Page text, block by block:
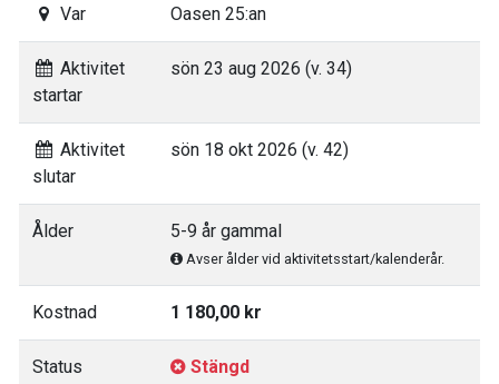
Var Oasen 25:an
Aktivitet
startar
sön 23 aug 2026 (v. 34)
Aktivitet
slutar
sön 18 okt 2026 (v. 42)
Ålder 5-9 år gammal
Avser ålder vid aktivitetsstart/kalenderår.
Kostnad 1 180,00 kr
Status Stängd